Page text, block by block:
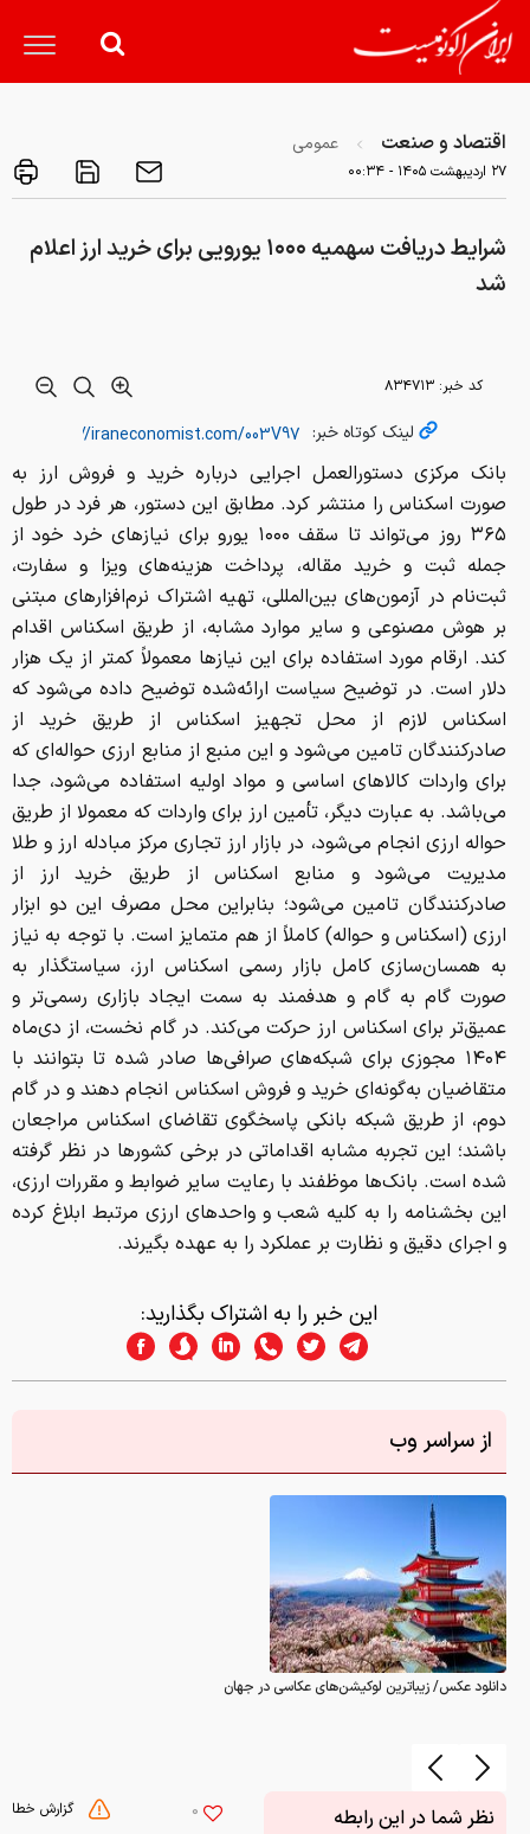
اقتصاد و صنعت عمومی
۲۷ ارديبهشت ۱۴۰۵ - ۰۰:۳۴
شرایط دریافت سهمیه ۱۰۰۰ یورویی برای خرید ارز اعلام
شد
کد خبر: ۸۳۴۷۱۳
لینک کوتاه خبر:
بانک مرکزی دستورالعمل اجرایی درباره خرید و فروش ارز به
صورت اسکناس را منتشر کرد. مطابق این دستور، هر فرد در طول
۳۶۵ روز می‌تواند تا سقف ۱۰۰۰ یورو برای نیازهای خرد خود از
جمله ثبت و خرید مقاله، پرداخت هزینه‌های ویزا و سفارت،
ثبت‌نام در آزمون‌های بین‌المللی، تهیه اشتراک نرم‌افزارهای مبتنی
بر هوش مصنوعی و سایر موارد مشابه، از طریق اسکناس اقدام
کند. ارقام مورد استفاده برای این نیازها معمولاً کمتر از یک هزار
دلار است. در توضیح سیاست ارائه‌شده توضیح داده می‌شود که
اسکناس لازم از محل تجهیز اسکناس از طریق خرید از
صادرکنندگان تامین می‌شود و این منبع از منابع ارزی حواله‌ای که
برای واردات کالاهای اساسی و مواد اولیه استفاده می‌شود، جدا
می‌باشد. به عبارت دیگر، تأمین ارز برای واردات که معمولا از طریق
حواله ارزی انجام می‌شود، در بازار ارز تجاری مرکز مبادله ارز و طلا
مدیریت می‌شود و منابع اسکناس از طریق خرید ارز از
صادرکنندگان تامین می‌شود؛ بنابراین محل مصرف این دو ابزار
ارزی (اسکناس و حواله) کاملاً از هم متمایز است. با توجه به نیاز
به همسان‌سازی کامل بازار رسمی اسکناس ارز، سیاستگذار به
صورت گام به گام و هدفمند به سمت ایجاد بازاری رسمی‌تر و
عمیق‌تر برای اسکناس ارز حرکت می‌کند. در گام نخست، از دی‌ماه
۱۴۰۴ مجوزی برای شبکه‌های صرافی‌ها صادر شده تا بتوانند با
متقاضیان به‌گونه‌ای خرید و فروش اسکناس انجام دهند و در گام
دوم، از طریق شبکه بانکی پاسخگوی تقاضای اسکناس مراجعان
باشند؛ این تجربه مشابه اقداماتی در برخی کشورها در نظر گرفته
شده است. بانک‌ها موظفند با رعایت سایر ضوابط و مقررات ارزی،
این بخشنامه را به کلیه شعب و واحدهای ارزی مرتبط ابلاغ کرده
و اجرای دقیق و نظارت بر عملکرد را به عهده بگیرند.
این خبر را به اشتراک بگذارید:
از سراسر وب
دانلود عکس/ زیباترین لوکیشن‌های عکاسی در جهان
گزارش خطا 0
نظر شما در این رابطه